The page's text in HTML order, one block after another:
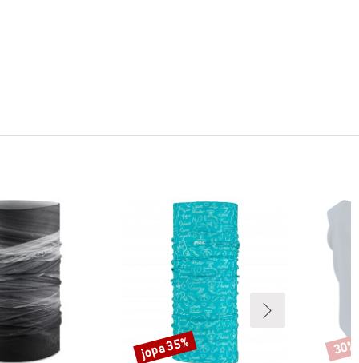
Alennus
jopa 35% 30%